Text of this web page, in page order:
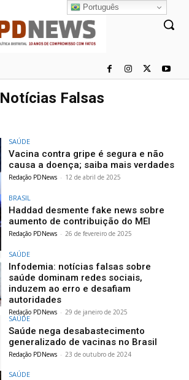
Notícias Falsas
SAÚDE
Vacina contra gripe é segura e não
causa a doença; saiba mais verdades
Redação PDNews - 12 de abril de 2025
BRASIL
Haddad desmente fake news sobre
aumento de contribuição do MEI
Redação PDNews - 26 de fevereiro de 2025
SAÚDE
Infodemia: notícias falsas sobre
saúde dominam redes sociais,
induzem ao erro e desafiam
autoridades
Redação PDNews - 29 de janeiro de 2025
SAÚDE
Saúde nega desabastecimento
generalizado de vacinas no Brasil
Redação PDNews - 23 de outubro de 2024
SAÚDE
Português